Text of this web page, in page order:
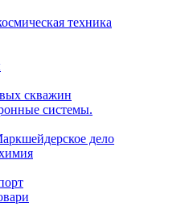
техника
скважин
системы.
дело